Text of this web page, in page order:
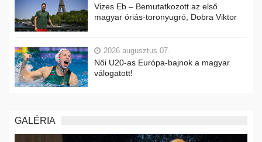
Vizes Eb – Bemutatkozott az első
magyar óriás-toronyugró, Dobra Viktor
2026 augusztus 07.
Női U20-as Európa-bajnok a magyar
válogatott!
GALÉRIA